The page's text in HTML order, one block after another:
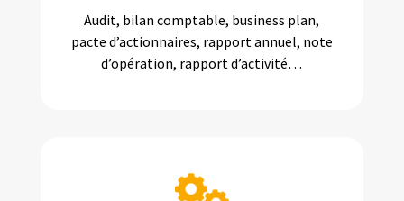
Audit, bilan comptable, business plan,
pacte d’actionnaires, rapport annuel, note
d’opération, rapport d’activité…